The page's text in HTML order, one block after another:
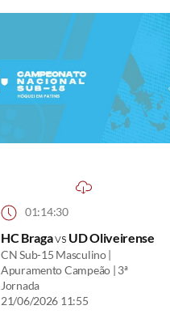
01:14:30
HC Bragavs UD Oliveirense
CN Sub-15 Masculino |
Apuramento Campeão | 3ª
Jornada
21/06/2026 11:55